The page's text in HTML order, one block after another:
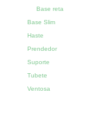
Base reta
Base Slim
Haste
Prendedor
Suporte
Tubete
Ventosa